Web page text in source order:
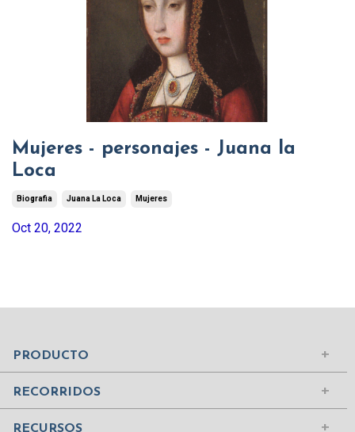
Mujeres - personajes - Juana la
Loca
Biografia Juana La Loca Mujeres
Oct 20, 2022
PRODUCTO
Iniciar sesión
Comprar suscripción
Contenidos
RECORRIDOS
Mundo Islámico
Civilizaciones de la Antigüedad
Ciudades del Mundo
Edad Media
RECURSOS
¿Quiénes somos?